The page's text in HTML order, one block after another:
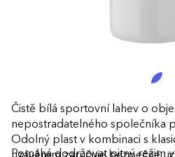
Čistě bílá sportovní lahev o
nepostradatelného společníka
Odolný plast v kombinaci s
Pomáhá dodržovat pitný režim